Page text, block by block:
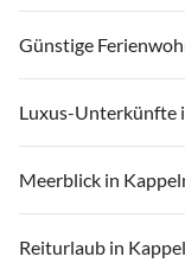
Günstige
Luxus-Unterkünfte
Meerblick in
Reiturlaub in